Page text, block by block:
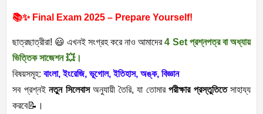
📚✨ Final Exam 2025 – Prepare Yourself!
ছাত্রছাত্রীরা! 😃 এখনই সংগ্রহকরেনাও আমাদের4 Set প্রশ্নপত্র বা অধ্যায়
ভিত্তিক সাজেশন 💥।
বিষয়সমূহ: বাংলা, ইংরেজি, ভূগোল, ইতিহাস, অঙ্ক, বিজ্ঞান
সব প্রশ্নই নতুন সিলেবাসঅনুযায়ী তৈরি, যা তোমার পরীক্ষার প্রস্তুতিতেসাহায্য
করবে📝।